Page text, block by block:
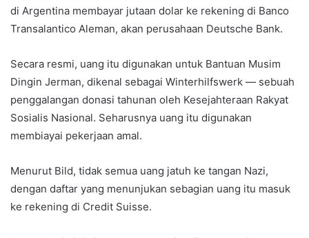
di Argentina membayar jutaan dolar ke rekening di Banco
Transalantico Aleman, akan perusahaan Deutsche Bank.
Secara resmi, uang itu digunakan untuk Bantuan Musim
Dingin Jerman, dikenal sebagai Winterhilfswerk — sebuah
penggalangan donasi tahunan oleh Kesejahteraan Rakyat
Sosialis Nasional. Seharusnya uang itu digunakan
membiayai pekerjaan amal.
Menurut Bild, tidak semua uang jatuh ke tangan Nazi,
dengan daftar yang menunjukan sebagian uang itu masuk
ke rekening di Credit Suisse.